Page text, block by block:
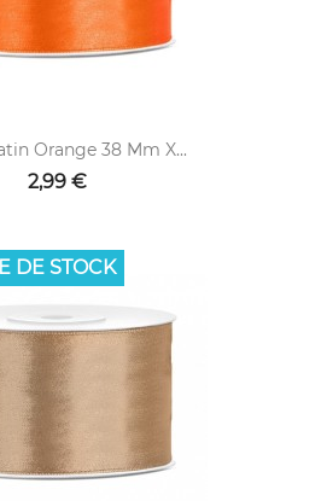
Orange 38 Mm X...
2,99 €
DE STOCK